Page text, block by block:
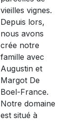
vieilles vignes.
Depuis lors,
nous avons
crée notre
famille avec
Augustin et
Margot De
Boel-France.
Notre domaine
est situé à